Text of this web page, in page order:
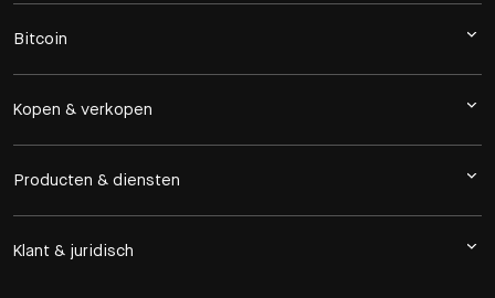
Bitcoin
Kopen & verkopen
Producten & diensten
Klant & juridisch